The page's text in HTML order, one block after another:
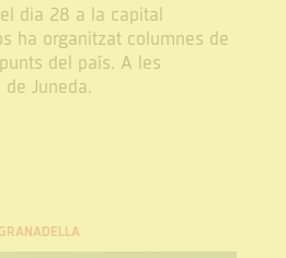
dia 28 a la capital
ha organitzat columnes de
del país. A les
Juneda.